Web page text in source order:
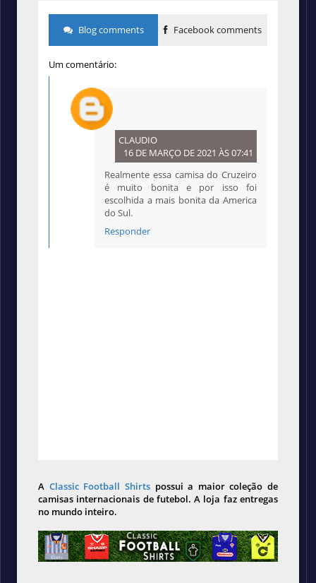
Blog comments Facebook comments
Um comentário:
CLAUDIO
16 DE MARÇO DE 2021 ÀS 07:41
Realmente essa camisa do Cruzeiro
é muito bonita e por isso foi
escolhida a mais bonita da America
do Sul.
Responder
A Classic Football Shirts possui a maior coleção de
camisas internacionais de futebol. A loja faz entregas
no mundo inteiro.